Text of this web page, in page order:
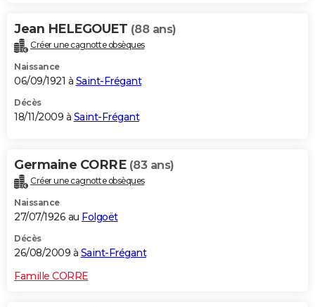
Jean HELEGOUET (88 ans)
Créer une cagnotte obsèques
Naissance
06/09/1921 à Saint-Frégant
Décès
18/11/2009 à Saint-Frégant
Germaine CORRE (83 ans)
Créer une cagnotte obsèques
Naissance
27/07/1926 au Folgoët
Décès
26/08/2009 à Saint-Frégant
Famille CORRE